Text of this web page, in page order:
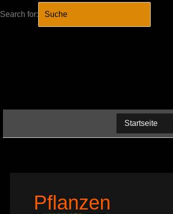
Search for:
Startseite
Pflanzen